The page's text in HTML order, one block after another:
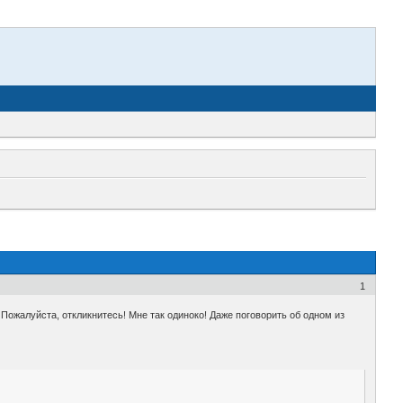
1
откликнитесь! Мне так одиноко! Даже поговорить об одном из